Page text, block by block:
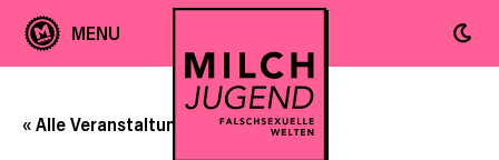
« Alle Veranstaltungen